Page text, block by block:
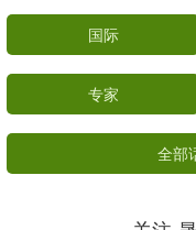
国际
专家
全部